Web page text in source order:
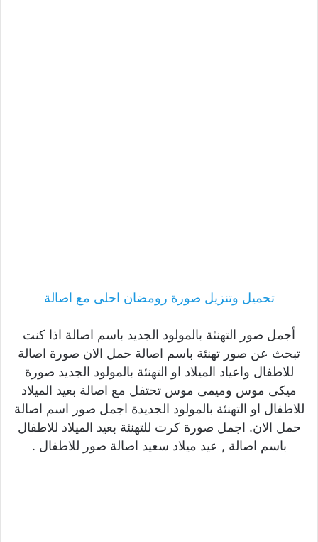
تحميل وتنزيل صورة رومضان احلى مع اصالة
أجمل صور التهنئة بالمولود الجديد باسم اصالة اذا كنت
تبحث عن صور تهنئة باسم اصالة حمل الان صورة اصالة
للاطفال واعياد الميلاد او التهنئة بالمولود الجديد صورة
ميكى موس وميمى موس تحتفل مع اصالة بعيد الميلاد
للاطفال او التهنئة بالمولود الجديدة اجمل صور اسم اصالة
حمل الان. اجمل صورة كرت للتهنئة بعيد الميلاد للاطفال
باسم اصالة , عيد ميلاد سعيد اصالة صور للاطفال .